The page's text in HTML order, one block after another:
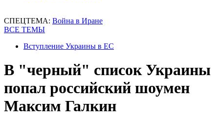
СПЕЦТЕМА: Война в Иране
ВСЕ ТЕМЫ
Вступление Украины в ЕС
В "черный" список Украины
попал российский шоумен
Максим Галкин